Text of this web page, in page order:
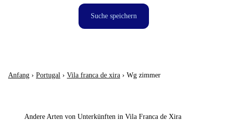
Suche speichern
Anfang › Portugal › Vila franca de xira › Wg zimmer
Andere Arten von Unterkünften in Vila Franca de Xira